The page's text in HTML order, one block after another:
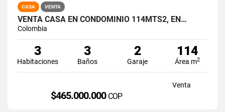
CASA VENTA
VENTA CASA EN CONDOMINIO 114MTS2, EN…
Colombia
3
Habitaciones
3
Baños
2
Garaje
114
Área m2
Venta
$465.000.000 COP